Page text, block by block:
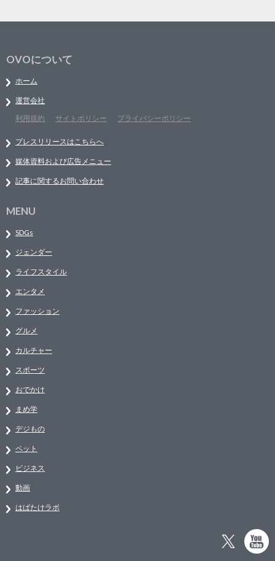
OVOについて
ホーム
運営会社
利用規約
サイトポリシー プライバシーポリシー
プレスリリースはこちらへ
媒体資料および広告メニュー
記事に関するお問い合わせ
MENU
SDGs
ジェンダー
ライフスタイル
エンタメ
ファッション
グルメ
カルチャー
スポーツ
おでかけ
まめ学
デジもの
ペット
ビジネス
動画
はばたけラボ